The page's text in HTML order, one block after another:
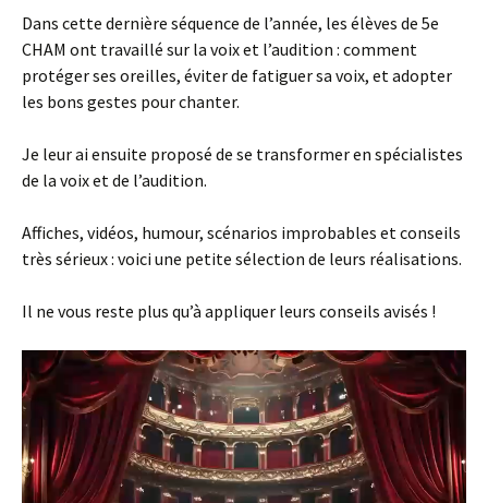
Dans cette dernière séquence de l’année, les élèves de 5e
CHAM ont travaillé sur la voix et l’audition : comment
protéger ses oreilles, éviter de fatiguer sa voix, et adopter
les bons gestes pour chanter.
Je leur ai ensuite proposé de se transformer en spécialistes
de la voix et de l’audition.
Affiches, vidéos, humour, scénarios improbables et conseils
très sérieux : voici une petite sélection de leurs réalisations.
Il ne vous reste plus qu’à appliquer leurs conseils avisés !